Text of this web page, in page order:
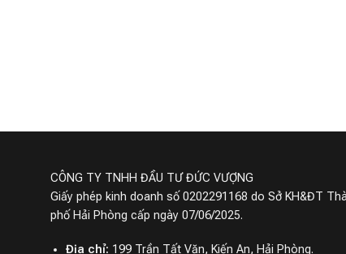
CÔNG TY TNHH ĐẦU TƯ ĐỨC VƯỢNG
Giấy phép kinh doanh số 0202291168 do Sở KH&ĐT
phố Hải Phòng cấp ngày 07/06/2025.
Địa chỉ: 199 Trần Tất Văn, Kiến An, Hải Phòng.